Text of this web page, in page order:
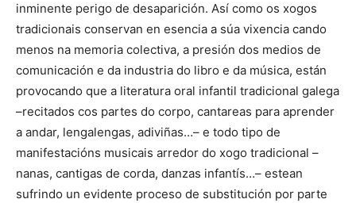
inminente perigo de desaparición. Así como os xogos
tradicionais conservan en esencia a súa vixencia cando
menos na memoria colectiva, a presión dos medios de
comunicación e da industria do libro e da música, están
provocando que a literatura oral infantil tradicional galega
–recitados cos partes do corpo, cantareas para aprender
a andar, lengalengas, adiviñas…– e todo tipo de
manifestacións musicais arredor do xogo tradicional –
nanas, cantigas de corda, danzas infantís…– estean
sufrindo un evidente proceso de substitución por parte